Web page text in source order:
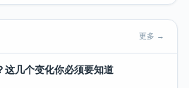
更多 →
这几个变化你必须要知道